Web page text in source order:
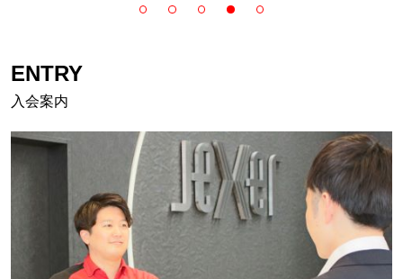
ENTRY
入会案内